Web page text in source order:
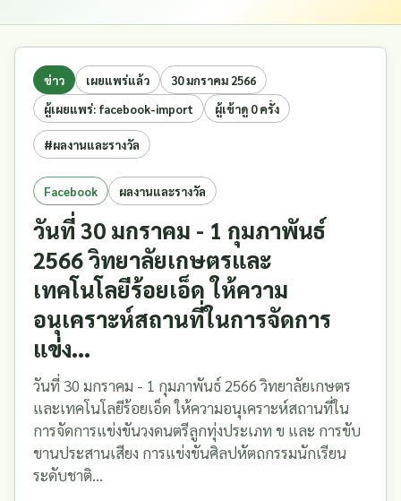
ข่าว เผยแพร่แล้ว
30 มกราคม 2566
ผู้เผยแพร่: facebook-import
ผู้เข้าดู 0 ครั้ง
#ผลงานและรางวัล
Facebook ผลงานและรางวัล
วันที่ 30 มกราคม - 1 กุมภาพันธ์
2566 วิทยาลัยเกษตรและ
เทคโนโลยีร้อยเอ็ด ให้ความ
อนุเคราะห์สถานที่ในการจัดการ
แข่ง...
วันที่ 30 มกราคม - 1 กุมภาพันธ์ 2566 วิทยาลัยเกษตร
และเทคโนโลยีร้อยเอ็ด ให้ความอนุเคราะห์สถานที่ใน
การจัดการแข่งขันวงดนตรีลูกทุ่งประเภท ข และ การขับ
ขานประสานเสียง การแข่งขันศิลปหัตถกรรมนักเรียน
ระดับชาติ...